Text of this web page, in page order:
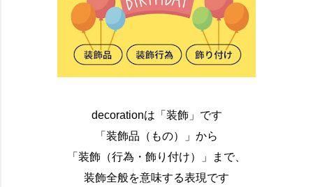
decorationは「装飾」です
「装飾品（もの）」から
「装飾（行為・飾り付け）」まで、
装飾全般を意味する表現です